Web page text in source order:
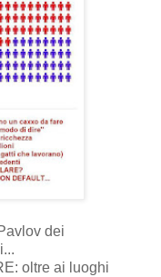
dei
oltre ai luoghi